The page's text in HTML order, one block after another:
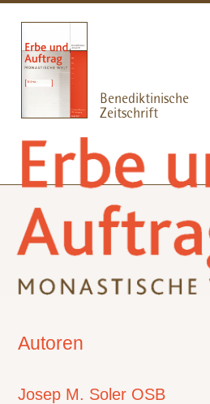
Autoren
Josep M. Soler OSB